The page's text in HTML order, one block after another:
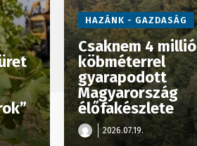
HAZÁNK - GAZDASÁG
Csaknem 4 millió
köbméterrel
gyarapodott
Magyarország
élőfakészlete
2026.07.19.